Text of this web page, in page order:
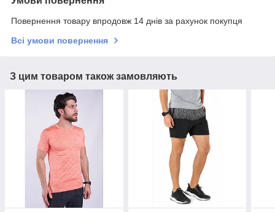
Повернення товару впродовж 14 днів за рахунок покупця
Всі умови повернення
З цим товаром також замовляють